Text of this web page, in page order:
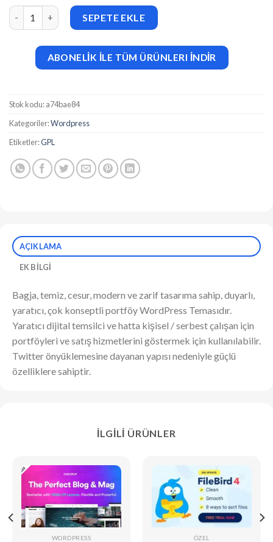
Bagja (v1.2.8) Responsive Multi Concept & One Page Portfolio
SEPETE EKLE
ABONELİK İLE TÜM ÜRÜNLERI İNDİR
Stok kodu:a74bae84
Kategoriler:Wordpress
Etiketler:GPL
AÇIKLAMA
EK BILGI
Bagja, temiz, cesur, modern ve zarif tasarıma sahip, duyarlı,
yaratıcı, çok konseptli portföy WordPress Temasıdır.
Yaratıcı dijital temsilci ve hatta kişisel / serbest çalışan için
portföyleri ve satış hizmetlerini göstermek için kullanılabilir.
Twitter önyüklemesine dayanan yapısı nedeniyle güçlü
özelliklere sahiptir.
İLGILI ÜRÜNLER
WORDPRESS ÖZEL